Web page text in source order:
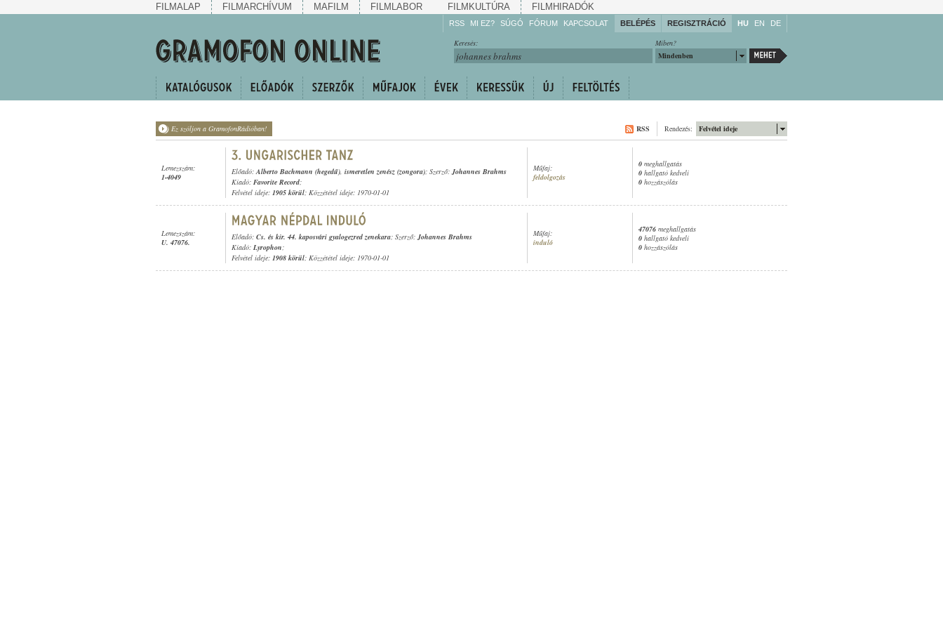
FILMALAP FILMARCHÍVUM MAFILM FILMLABOR FILMKULTÚRA FILMHIRADÓK
RSS MI EZ? SÚGÓ
Gyarapítsa!
Kövesse!
FÓRUM KAPCSOLAT BELÉPÉS REGISZTRÁCIÓ HU EN DE
Miben?
Mindenben
Keresés:
Ez szóljon a GramofonRádióban! Felvétel ideje
Rendezés:
RSS
Lemezszám:
1-4049
Előadó:Alberto Bachmann (hegedű), ismeretlen zenész (zongora); Szerző:Johannes Brahms
Kiadó: Favorite Record;
Felvétel ideje: 1905 körül; Közzététel ideje: 1970-01-01
Műfaj:
feldolgozás
0 meghallgatás
0 hallgató kedveli
0 hozzászólás
Lemezszám:
U. 47076.
Előadó: Cs. és kir. 44. kaposvári gyalogezred zenekara; Szerző:Johannes Brahms
Kiadó: Lyrophon;
Felvétel ideje: 1908 körül; Közzététel ideje: 1970-01-01
Műfaj:
induló
47076 meghallgatás
0 hallgató kedveli
0 hozzászólás